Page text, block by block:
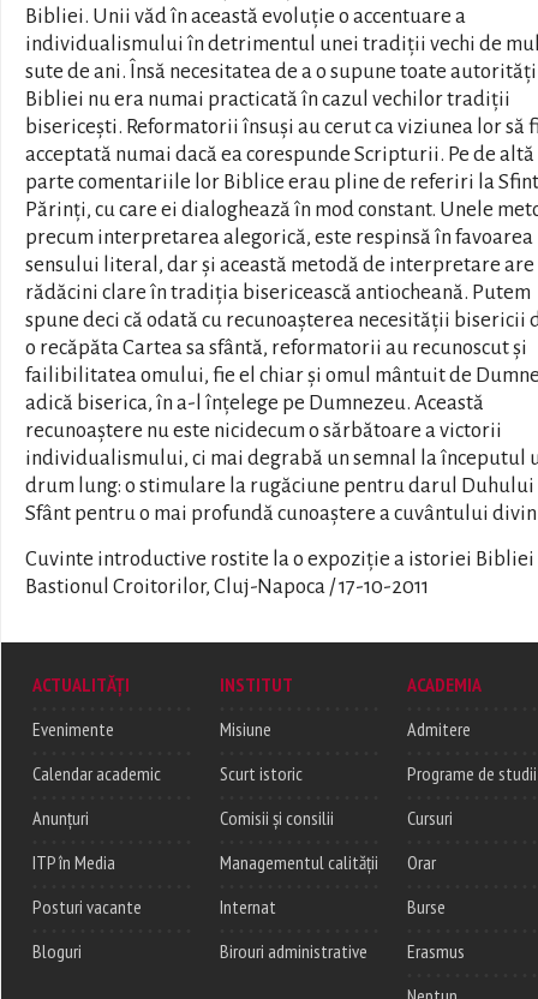
Bibliei. Unii văd în această evoluție o accentuare a
individualismului în detrimentul unei tradiții vechi de
sute de ani. Însă necesitatea de a o supune toate autorități
Bibliei nu era numai practicată în cazul vechilor tradiții
bisericești. Reformatorii însuși au cerut ca viziunea lor să
acceptată numai dacă ea corespunde Scripturii. Pe de altă
parte comentariile lor Biblice erau pline de referiri la
Părinți, cu care ei dialoghează în mod constant. Unele
precum interpretarea alegorică, este respinsă în favoarea
sensului literal, dar și această metodă de interpretare are
rădăcini clare în tradiția bisericească antiocheană. Putem
spune deci că odată cu recunoașterea necesității bisericii
o recăpăta Cartea sa sfântă, reformatorii au recunoscut și
failibilitatea omului, fie el chiar și omul mântuit de
adică biserica, în a-l înțelege pe Dumnezeu. Această
recunoaștere nu este nicidecum o sărbătoare a victorii
individualismului, ci mai degrabă un semnal la începutul
drum lung: o stimulare la rugăciune pentru darul Duhului
Sfânt pentru o mai profundă cunoaștere a cuvântului
Cuvinte introductive rostite la o expoziție a istoriei Bibliei
Bastionul Croitorilor, Cluj-Napoca / 17-10-2011
ACTUALITĂȚI
Evenimente
Calendar academic
Anunțuri
ITP în Media
Posturi vacante
Bloguri
INSTITUT
Misiune
Scurt istoric
Comisii și consilii
Managementul calității
Internat
Birouri administrative
ACADEMIA
Admitere
Programe de studii
Cursuri
Orar
Burse
Erasmus